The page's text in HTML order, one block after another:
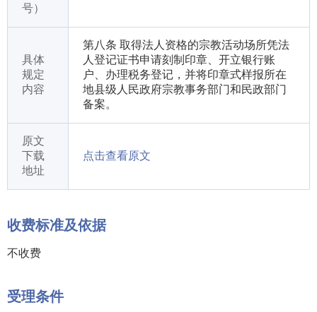
号）
具体
规定
内容
第八条 取得法人资格的宗教活动场所凭法
人登记证书申请刻制印章、开立银行账
户、办理税务登记，并将印章式样报所在
地县级人民政府宗教事务部门和民政部门
备案。
原文
下载
地址
点击查看原文
收费标准及依据
不收费
受理条件